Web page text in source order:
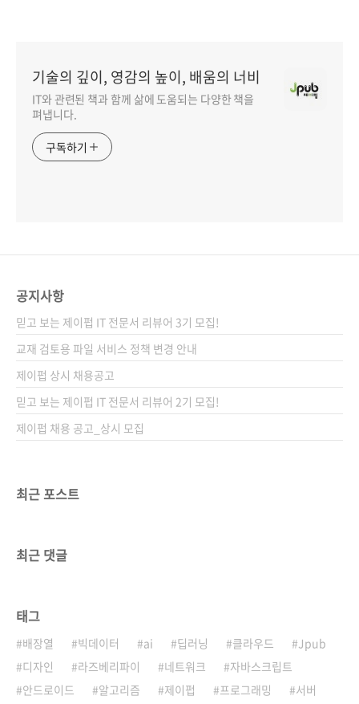
기술의 깊이, 영감의 높이, 배움의 너비
IT와 관련된 책과 함께 삶에 도움되는 다양한 책을
펴냅니다.
구독하기
공지사항
믿고 보는 제이펍 IT 전문서 리뷰어 3기 모집!
교재 검토용 파일 서비스 정책 변경 안내
제이펍 상시 채용공고
믿고 보는 제이펍 IT 전문서 리뷰어 2기 모집!
제이펍 채용 공고_상시 모집
최근 포스트
최근 댓글
태그
배장열 빅데이터 ai 딥러닝 클라우드
Jpub
디자인
라즈베리파이 네트워크
자바스크립트
안드로이드
알고리즘 제이펍 프로그래밍 서버